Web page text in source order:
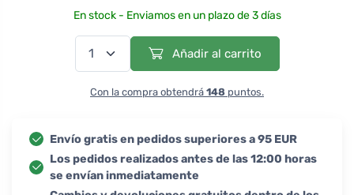
En stock - Enviamos en un plazo de 3 días
Añadir al carrito
Con la compra obtendrá 148 puntos.
Envío gratis en pedidos superiores a 95 EUR
Los pedidos realizados antes de las 12:00 horas
se envían inmediatamente